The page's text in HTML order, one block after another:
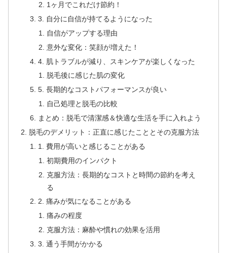
1ヶ月でこれだけ節約！
3. 自分に自信が持てるようになった
自信がアップする理由
意外な変化：笑顔が増えた！
4. 肌トラブルが減り、スキンケアが楽しくなった
脱毛後に感じた肌の変化
5. 長期的なコストパフォーマンスが良い
自己処理と脱毛の比較
まとめ：脱毛で清潔感＆快適な生活を手に入れよう
脱毛のデメリット：正直に感じたこととその克服方法
1. 費用が高いと感じることがある
初期費用のインパクト
克服方法：長期的なコストと時間の節約を考え
る
2. 痛みが気になることがある
痛みの程度
克服方法：麻酔や慣れの効果を活用
3. 通う手間がかかる